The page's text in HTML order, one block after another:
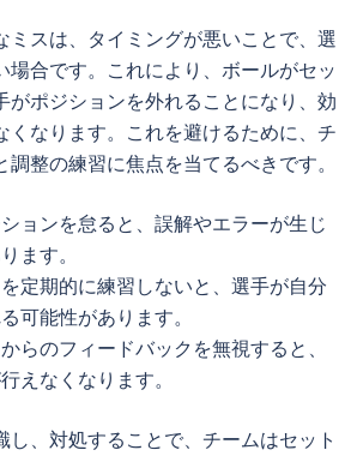
ミスは、タイミングが悪いことで、選
場合です。これにより、ボールがセッ
がポジションを外れることになり、効
くなります。これを避けるために、チ
整の練習に焦点を当てるべきです。
ョンを怠ると、誤解やエラーが生じ
ます。
定期的に練習しないと、選手が自分
可能性があります。
らのフィードバックを無視すると、
えなくなります。
し、対処することで、チームはセット